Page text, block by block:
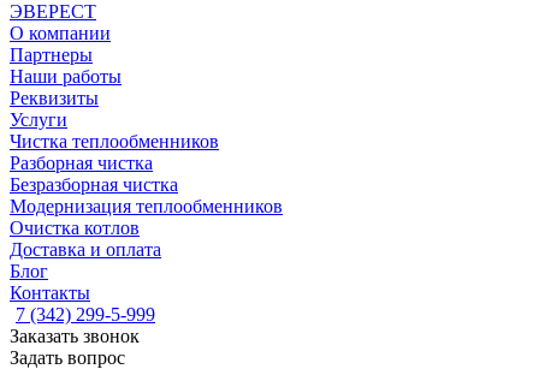
ЭВЕРЕСТ
О компании
Партнеры
Наши работы
Реквизиты
Услуги
Чистка теплообменников
Разборная чистка
Безразборная чистка
Модернизация теплообменников
Очистка котлов
Доставка и оплата
Блог
Контакты
7 (342) 299-5-999
Заказать звонок
Задать вопрос